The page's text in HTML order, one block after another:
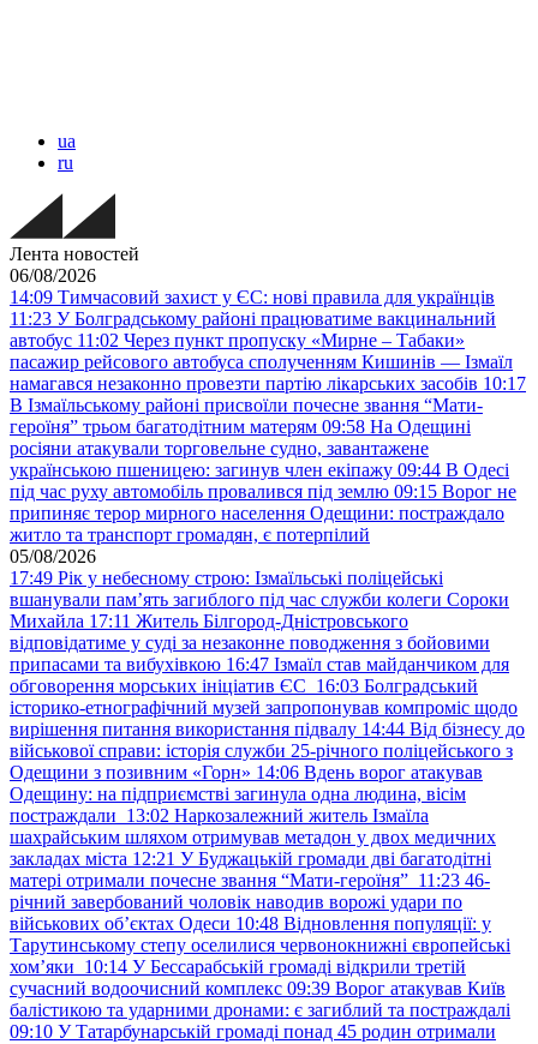
ua
ru
Лента новостей
06/08/2026
14:09 Тимчасовий захист у ЄС: нові правила для українців
11:23 У Болградському районі працюватиме вакцинальний
автобус 11:02 Через пункт пропуску «Мирне – Табаки»
пасажир рейсового автобуса сполученням Кишинів — Ізмаїл
намагався незаконно провезти партію лікарських засобів 10:17
В Ізмаїльському районі присвоїли почесне звання “Мати-
героїня” трьом багатодітним матерям 09:58 На Одещині
росіяни атакували торговельне судно, завантажене
українською пшеницею: загинув член екіпажу 09:44 В Одесі
під час руху автомобіль провалився під землю 09:15 Ворог не
припиняє терор мирного населення Одещини: постраждало
житло та транспорт громадян, є потерпілий
05/08/2026
17:49 Рік у небесному строю: Ізмаїльські поліцейські
вшанували пам’ять загиблого під час служби колеги Сороки
Михайла 17:11 Житель Білгород-Дністровського
відповідатиме у суді за незаконне поводження з бойовими
припасами та вибухівкою 16:47 Ізмаїл став майданчиком для
обговорення морських ініціатив ЄС 16:03 Болградський
історико-етнографічний музей запропонував компроміс щодо
вирішення питання використання підвалу 14:44 Від бізнесу до
військової справи: історія служби 25-річного поліцейського з
Одещини з позивним «Горн» 14:06 Вдень ворог атакував
Одещину: на підприємстві загинула одна людина, вісім
постраждали 13:02 Наркозалежний житель Ізмаїла
шахрайським шляхом отримував метадон у двох медичних
закладах міста 12:21 У Буджацькій громади дві багатодітні
матері отримали почесне звання “Мати-героїня” 11:23 46-
річний завербований чоловік наводив ворожі удари по
військових обʼєктах Одеси 10:48 Відновлення популяції: у
Тарутинському степу оселилися червонокнижні європейські
хом’яки 10:14 У Бессарабській громаді відкрили третій
сучасний водоочисний комплекс 09:39 Ворог атакував Київ
балістикою та ударними дронами: є загиблий та постраждалі
09:10 У Татарбунарській громаді понад 45 родин отримали